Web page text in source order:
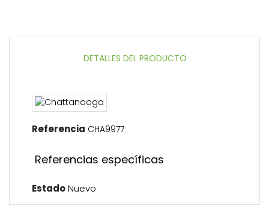
DETALLES DEL PRODUCTO
Referencia CHA9977
Referencias específicas
EstadoNuevo